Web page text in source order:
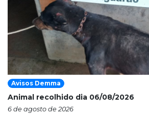
Avisos Demma
Animal recolhido dia 06/08/2026
6 de agosto de 2026